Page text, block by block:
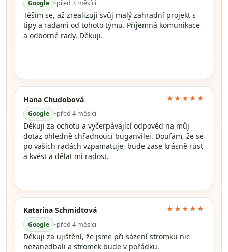
Google •před 3 měsíci
Těším se, až zrealizuji svůj malý zahradní projekt s
tipy a radami od tohoto týmu. Příjemná komunikace
a odborné rady. Děkuji.
Hana Chudobová
Google •před 4 měsíci
★★★★★
Děkuji za ochotu a vyčerpávající odpověď na můj
dotaz ohledně chřadnoucí buganvilei. Doufám, že se
po vašich radách vzpamatuje, bude zase krásně růst
a kvést a dělat mi radost.
Katarína Schmidtová
Google •před 4 měsíci
★★★★★
Děkuji za ujištění, že jsme při sázení stromku nic
nezanedbali a stromek bude v pořádku.